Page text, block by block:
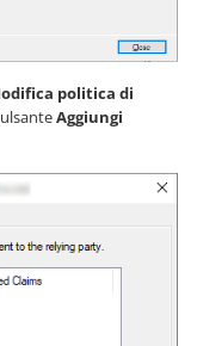
politica di
Aggiungi